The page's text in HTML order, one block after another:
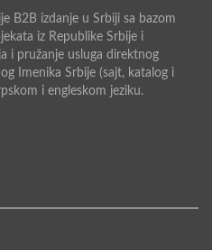
B2B izdanje u Srbiji sa bazom
iz Republike Srbije i
i pružanje usluga direktnog
Imenika Srbije (sajt, katalog i
i engleskom jeziku.